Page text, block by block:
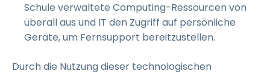
Schule verwaltete Computing-Ressourcen von
überall aus und IT den Zugriff auf persönliche
Geräte, um Fernsupport bereitzustellen.
Durch die Nutzung dieser technologischen